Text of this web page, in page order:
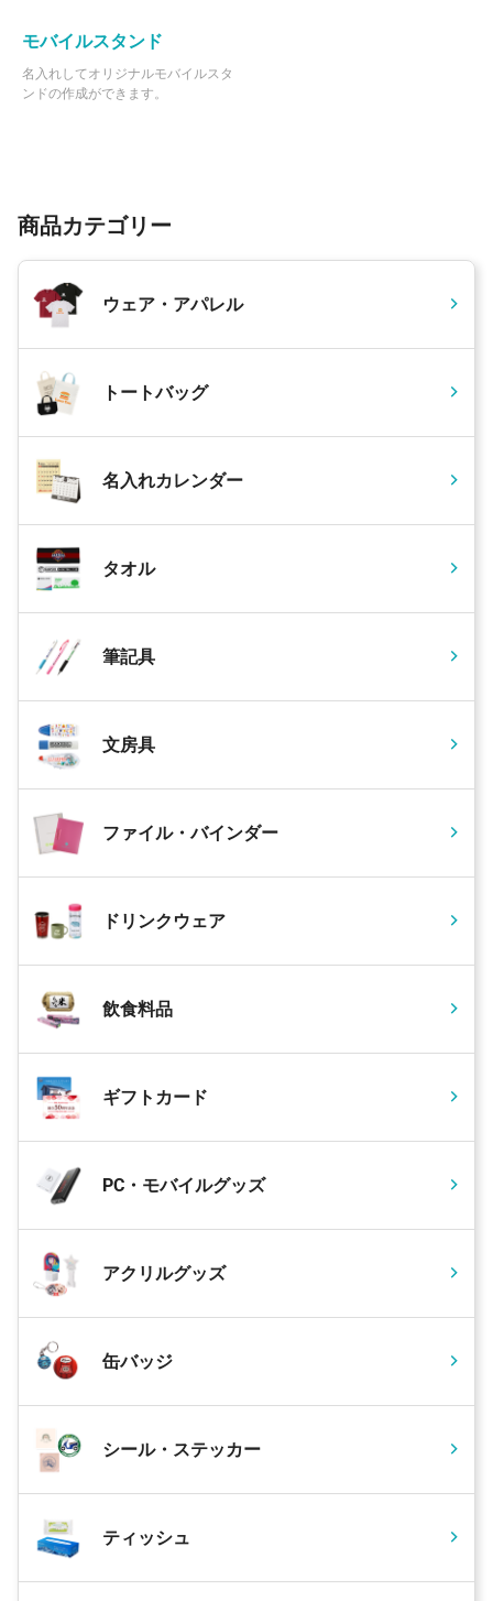
モバイルスタンド
名入れしてオリジナルモバイルスタ
ンドの作成ができます。
商品カテゴリー
ウェア・アパレル
トートバッグ
名入れカレンダー
タオル
筆記具
文房具
ファイル・バインダー
ドリンクウェア
飲食料品
ギフトカード
PC・モバイルグッズ
アクリルグッズ
缶バッジ
シール・ステッカー
ティッシュ